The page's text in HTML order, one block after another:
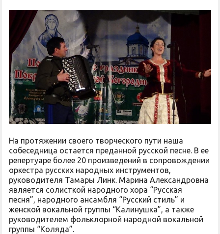
На протяжении своего творческого пути наша
собеседница остается преданной русской песне. В ее
репертуаре более 20 произведений в сопровождении
оркестра русских народных инструментов,
руководителя Тамары Линк. Марина Александровна
является солисткой народного хора “Русская
песня”, народного ансамбля “Русский стиль” и
женской вокальной группы “Калинушка”, а также
руководителем фольклорной народной вокальной
группы “Коляда”.